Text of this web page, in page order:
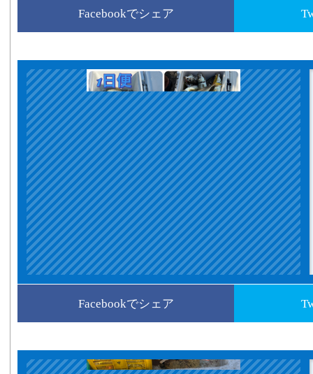
Facebookでシェア
Facebookでシェア